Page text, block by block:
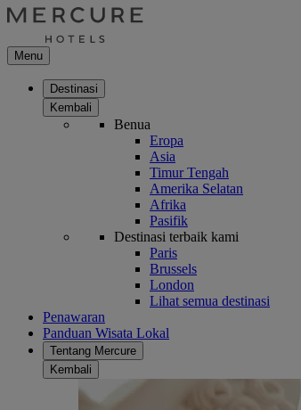
Menu
Destinasi
Kembali
Benua
Eropa
Asia
Timur Tengah
Amerika Selatan
Afrika
Pasifik
Destinasi terbaik kami
Paris
Brussels
London
Lihat semua destinasi
Penawaran
Panduan Wisata Lokal
Tentang Mercure
Kembali